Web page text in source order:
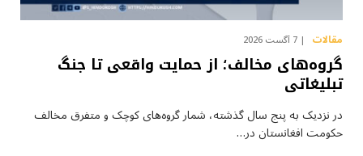
مقالات 7 آگست 2026
گروه‌های مخالف؛ از حمایت واقعی تا جنگ
تبلیغاتی
در نزدیک به پنج سال گذشته، شمار گروه‌های کوچک و متفرق مخالف
حکومت افغانستان در…